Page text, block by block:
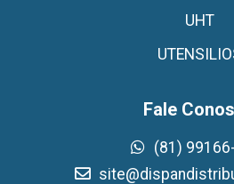
UHT
Fale
(81)